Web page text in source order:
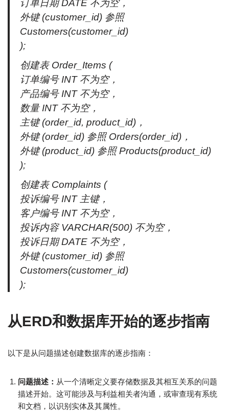
订单日期 DATE 不为空，
外键 (customer_id) 参照
Customers(customer_id)
);
创建表 Order_Items (
订单编号 INT 不为空，
产品编号 INT 不为空，
数量 INT 不为空，
主键 (order_id, product_id)，
外键 (order_id) 参照 Orders(order_id)，
外键 (product_id) 参照 Products(product_id)
);
创建表 Complaints (
投诉编号 INT 主键，
客户编号 INT 不为空，
投诉内容 VARCHAR(500) 不为空，
投诉日期 DATE 不为空，
外键 (customer_id) 参照
Customers(customer_id)
);
从ERD和数据库开始的逐步指南
以下是从问题描述创建数据库的逐步指南：
问题描述： 从一个清晰定义要存储数据及其相互关系的问题
描述开始。这可能涉及与利益相关者沟通，或审查现有系统
和文档，以识别实体及其属性。